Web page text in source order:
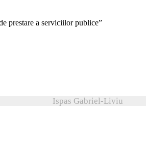
prestare a serviciilor publice”
Ispas Gabriel-Liviu